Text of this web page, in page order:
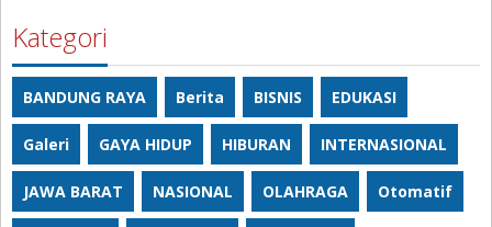
Kategori
BANDUNG RAYA Berita BISNIS EDUKASI
Galeri GAYA HIDUP HIBURAN INTERNASIONAL
JAWA BARAT NASIONAL OLAHRAGA Otomatif